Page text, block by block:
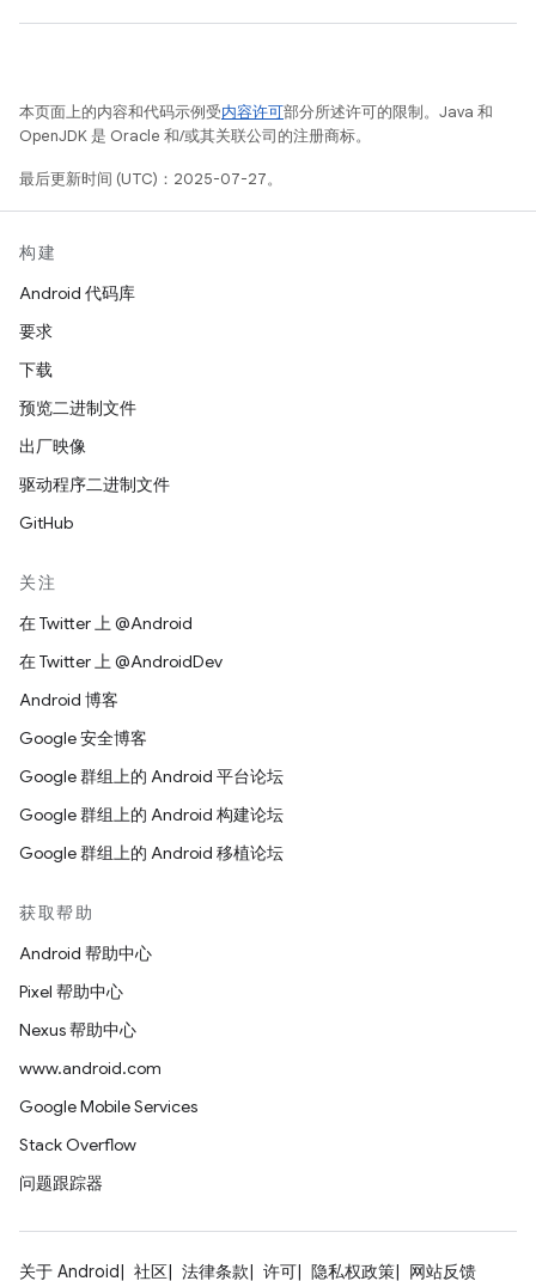
本页面上的内容和代码示例受内容许可部分所述许可的限制。Java 和
OpenJDK 是 Oracle 和/或其关联公司的注册商标。
最后更新时间 (UTC)：2025-07-27。
构建
Android 代码库
要求
下载
预览二进制文件
出厂映像
驱动程序二进制文件
GitHub
关注
在 Twitter 上 @Android
在 Twitter 上 @AndroidDev
Android 博客
Google 安全博客
Google 群组上的 Android 平台论坛
Google 群组上的 Android 构建论坛
Google 群组上的 Android 移植论坛
获取帮助
Android 帮助中心
Pixel 帮助中心
Nexus 帮助中心
www.android.com
Google Mobile Services
Stack Overflow
问题跟踪器
关于 Android 社区 法律条款 许可 隐私权政策 网站反馈